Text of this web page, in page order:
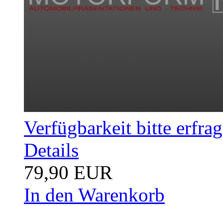
Verfügbarkeit bitte
Details
79,90 EUR
In den Warenkorb